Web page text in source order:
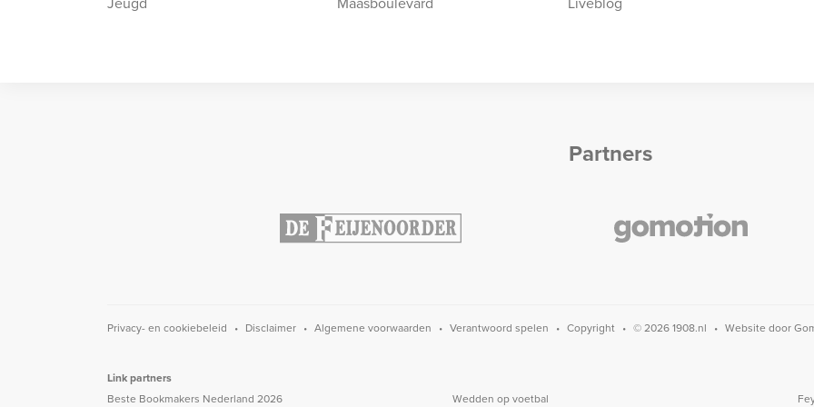
Partners
Privacy- en cookiebeleid Disclaimer Algemene voorwaarden Verantwoord spelen Copyright © 2026 1908.nl Website door
Link partners
Beste Bookmakers Nederland 2026
Wedden op voetbal